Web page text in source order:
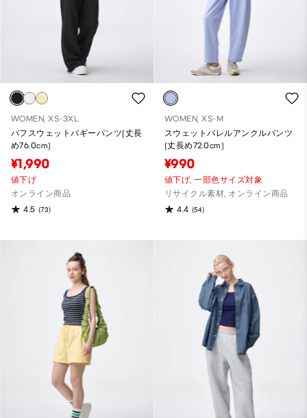
WOMEN, XS-3XL
パフスウェットバギーパンツ(丈長
め76.0cm)
¥1,990
値下げ
オンライン商品
4.5 (73)
WOMEN, XS-M
スウェットバレルアンクルパンツ
(丈長め72.0cm)
¥990
値下げ,一部色サイズ対象
リサイクル素材, オンライン商品
4.4 (54)